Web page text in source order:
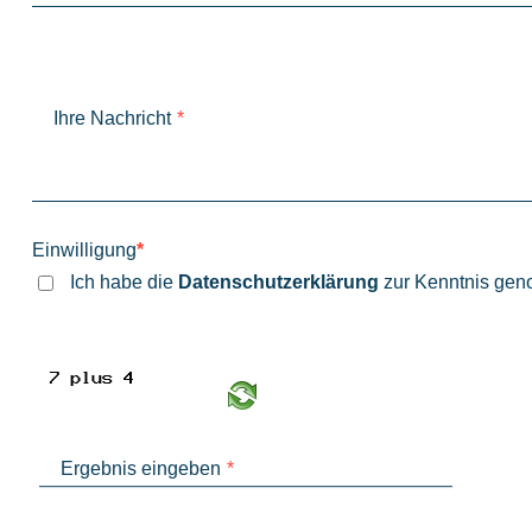
Ihre Nachricht *
Einwilligung*
Ich habe die Datenschutzerklärung zur Kenntnis
Ergebnis eingeben *